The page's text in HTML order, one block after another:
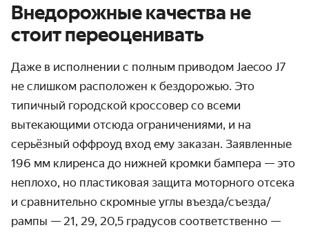
Внедорожные качества не
стоит переоценивать
Даже в исполнении с полным приводом Jaecoo J7
не слишком расположен к бездорожью. Это
типичный городской кроссовер со всеми
вытекающими отсюда ограничениями, и на
серьёзный оффроуд вход ему заказан. Заявленные
196 мм клиренса до нижней кромки бампера — это
неплохо, но пластиковая защита моторного отсека
и сравнительно скромные углы въезда/съезда/
рампы — 21, 29, 20,5 градусов соответственно —